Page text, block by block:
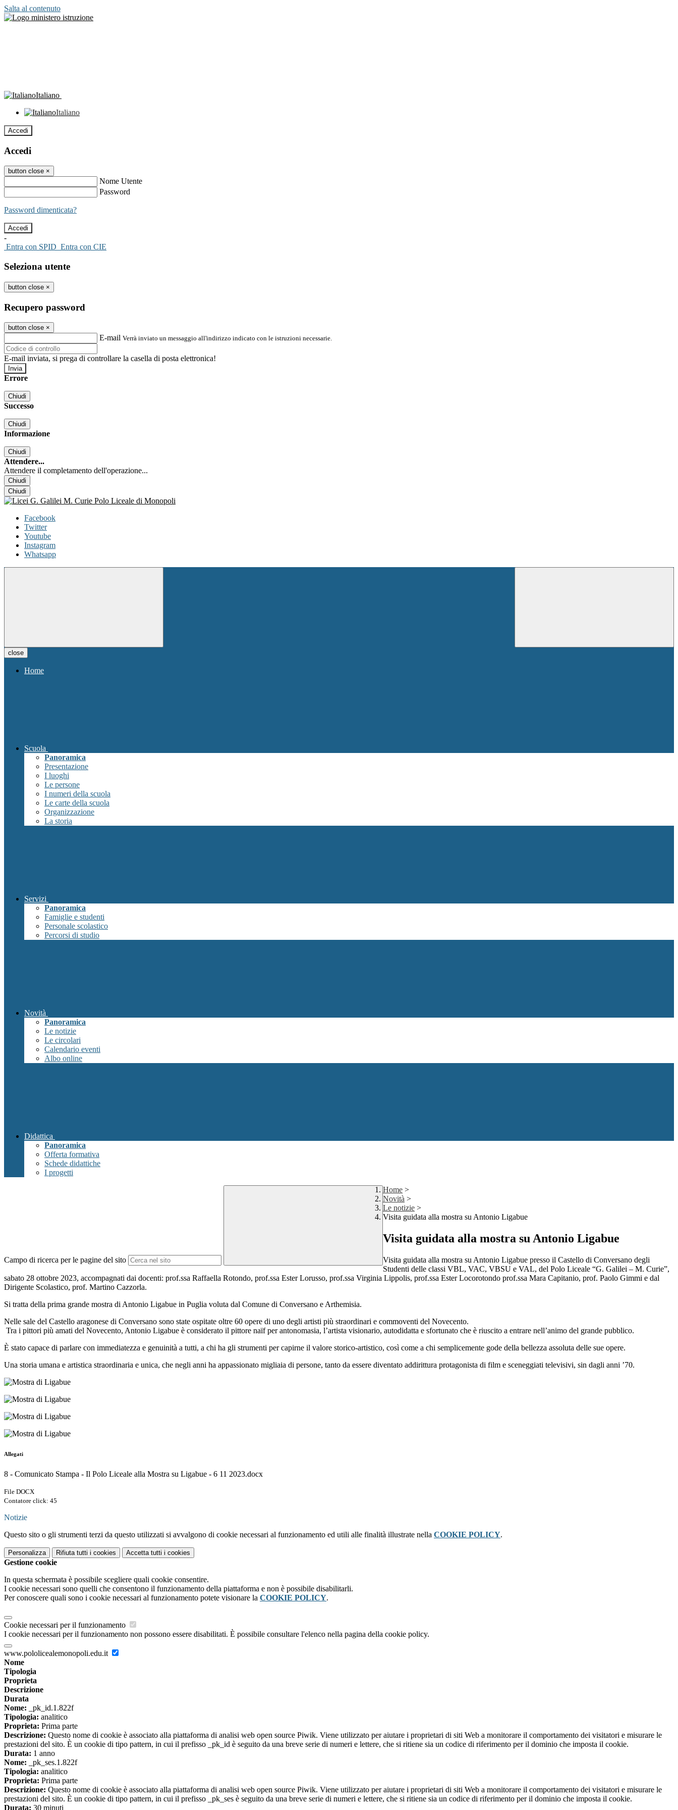
Salta al contenuto
Italiano
Italiano
Accedi
Accedi
button close ×
Nome Utente
Password
Password dimenticata?
-
Entra con SPID Entra con CIE
Seleziona utente
button close ×
Recupero password
button close ×
E-mail Verrà inviato un messaggio all'indirizzo indicato con le istruzioni necessarie.
E-mail inviata, si prega di controllare la casella di posta elettronica!
Errore
Chiudi
Successo
Chiudi
Informazione
Chiudi
Attendere...
Attendere il completamento dell'operazione...
Chiudi
Chiudi
Facebook
Twitter
Youtube
Instagram
Whatsapp
close
Home
Scuola
Panoramica
Presentazione
I luoghi
Le persone
I numeri della scuola
Le carte della scuola
Organizzazione
La storia
Servizi
Panoramica
Famiglie e studenti
Personale scolastico
Percorsi di studio
Novità
Panoramica
Le notizie
Le circolari
Calendario eventi
Albo online
Didattica
Panoramica
Offerta formativa
Schede didattiche
I progetti
Campo di ricerca per le pagine del sito
Home >
Novità >
Le notizie >
Visita guidata alla mostra su Antonio Ligabue
Visita guidata alla mostra su Antonio Ligabue
Visita guidata alla mostra su Antonio Ligabue presso il Castello di Conversano degli
Studenti delle classi VBL, VAC, VBSU e VAL, del Polo Liceale “G. Galilei – M. Curie”,
sabato 28 ottobre 2023, accompagnati dai docenti: prof.ssa Raffaella Rotondo, prof.ssa Ester Lorusso, prof.ssa Virginia Lippolis, prof.ssa Ester Locorotondo prof.ssa Mara Capitanio, prof. Paolo Gimmi e dal
Dirigente Scolastico, prof. Martino Cazzorla.
Si tratta della prima grande mostra di Antonio Ligabue in Puglia voluta dal Comune di Conversano e Arthemisia.
Nelle sale del Castello aragonese di Conversano sono state ospitate oltre 60 opere di uno degli artisti più straordinari e commoventi del Novecento.
Tra i pittori più amati del Novecento, Antonio Ligabue è considerato il pittore naïf per antonomasia, l’artista visionario, autodidatta e sfortunato che è riuscito a entrare nell’animo del grande pubblico.
È stato capace di parlare con immediatezza e genuinità a tutti, a chi ha gli strumenti per capirne il valore storico-artistico, così come a chi semplicemente gode della bellezza assoluta delle sue opere.
Una storia umana e artistica straordinaria e unica, che negli anni ha appassionato migliaia di persone, tanto da essere diventato addirittura protagonista di film e sceneggiati televisivi, sin dagli anni ’70.
Allegati
8 - Comunicato Stampa - Il Polo Liceale alla Mostra su Ligabue - 6 11 2023.docx
File DOCX
Contatore click: 45
Notizie
Questo sito o gli strumenti terzi da questo utilizzati si avvalgono di cookie necessari al funzionamento ed utili alle finalità illustrate nella COOKIE POLICY.
Personalizza Rifiuta tutti i cookies Accetta tutti i cookies
Gestione cookie
In questa schermata è possibile scegliere quali cookie consentire.
I cookie necessari sono quelli che consentono il funzionamento della piattaforma e non è possibile disabilitarli.
Per conoscere quali sono i cookie necessari al funzionamento potete visionare la COOKIE POLICY.
Cookie necessari per il funzionamento
I cookie necessari per il funzionamento non possono essere disabilitati. È possibile consultare l'elenco nella pagina della cookie policy.
www.pololicealemonopoli.edu.it
Nome
Tipologia
Proprieta
Descrizione
Durata
Nome: _pk_id.1.822f
Tipologia: analitico
Proprieta: Prima parte
Descrizione: Questo nome di cookie è associato alla piattaforma di analisi web open source Piwik. Viene utilizzato per aiutare i proprietari di siti Web a monitorare il comportamento dei visitatori e misurare le
prestazioni del sito. È un cookie di tipo pattern, in cui il prefisso _pk_id è seguito da una breve serie di numeri e lettere, che si ritiene sia un codice di riferimento per il dominio che imposta il cookie.
Durata: 1 anno
Nome: _pk_ses.1.822f
Tipologia: analitico
Proprieta: Prima parte
Descrizione: Questo nome di cookie è associato alla piattaforma di analisi web open source Piwik. Viene utilizzato per aiutare i proprietari di siti Web a monitorare il comportamento dei visitatori e misurare le
prestazioni del sito. È un cookie di tipo pattern, in cui il prefisso _pk_ses è seguito da una breve serie di numeri e lettere, che si ritiene sia un codice di riferimento per il dominio che imposta il cookie.
Durata: 30 minuti